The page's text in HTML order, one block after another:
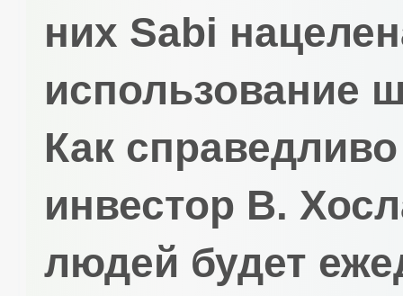
них Sabi
использование
Как
инвестор В.
людей будет